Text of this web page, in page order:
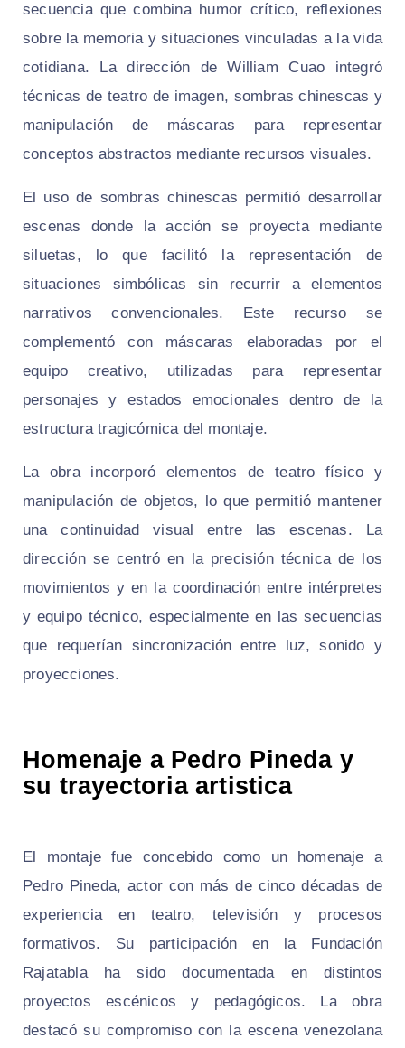
secuencia que combina humor crítico, reflexiones
sobre la memoria y situaciones vinculadas a la vida
cotidiana. La dirección de William Cuao integró
técnicas de teatro de imagen, sombras chinescas y
manipulación de máscaras para representar
conceptos abstractos mediante recursos visuales.
El uso de sombras chinescas permitió desarrollar
escenas donde la acción se proyecta mediante
siluetas, lo que facilitó la representación de
situaciones simbólicas sin recurrir a elementos
narrativos convencionales. Este recurso se
complementó con máscaras elaboradas por el
equipo creativo, utilizadas para representar
personajes y estados emocionales dentro de la
estructura tragicómica del montaje.
La obra incorporó elementos de teatro físico y
manipulación de objetos, lo que permitió mantener
una continuidad visual entre las escenas. La
dirección se centró en la precisión técnica de los
movimientos y en la coordinación entre intérpretes
y equipo técnico, especialmente en las secuencias
que requerían sincronización entre luz, sonido y
proyecciones.
Homenaje a Pedro Pineda y
su trayectoria artistica
El montaje fue concebido como un homenaje a
Pedro Pineda, actor con más de cinco décadas de
experiencia en teatro, televisión y procesos
formativos. Su participación en la Fundación
Rajatabla ha sido documentada en distintos
proyectos escénicos y pedagógicos. La obra
destacó su compromiso con la escena venezolana